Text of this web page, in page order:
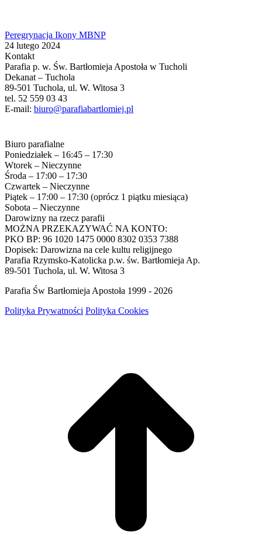
Peregrynacja Ikony MBNP
24 lutego 2024
Kontakt
Parafia p. w. Św. Bartłomieja Apostoła w Tucholi
Dekanat – Tuchola
89-501 Tuchola, ul. W. Witosa 3
tel. 52 559 03 43
E-mail: biuro@parafiabartlomiej.pl
Biuro parafialne
Poniedziałek – 16:45 – 17:30
Wtorek – Nieczynne
Środa – 17:00 – 17:30
Czwartek – Nieczynne
Piątek – 17:00 – 17:30 (oprócz 1 piątku miesiąca)
Sobota – Nieczynne
Darowizny na rzecz parafii
MOŻNA PRZEKAZYWAĆ NA KONTO:
PKO BP: 96 1020 1475 0000 8302 0353 7388
Dopisek: Darowizna na cele kultu religijnego
Parafia Rzymsko-Katolicka p.w. św. Bartłomieja Ap.
89-501 Tuchola, ul. W. Witosa 3
Parafia Św Bartłomieja Apostoła 1999 - 2026
Polityka Prywatności Polityka Cookies